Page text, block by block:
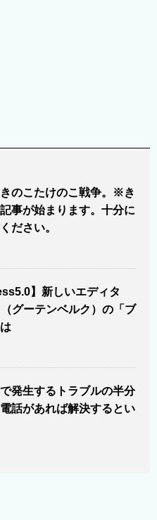
のこたけのこ戦争。※き
事が始まります。十分に
ださい。
】新しいエディタ
グーテンベルク）の「ブ
発生するトラブルの半分
話があれば解決するとい